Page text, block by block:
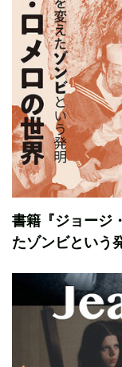
書籍『ジョージ
たゾンビという